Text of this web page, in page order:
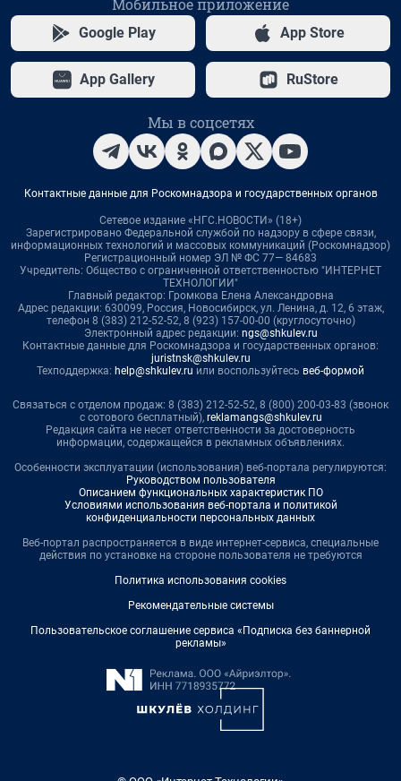
Мобильное приложение
Google Play App Store
App Gallery RuStore
Мы в соцсетях
Контактные данные для Роскомнадзора и государственных органов
Сетевое издание «НГС.НОВОСТИ» (18+)
Зарегистрировано Федеральной службой по надзору в сфере связи,
информационных технологий и массовых коммуникаций (Роскомнадзор)
Регистрационный номер ЭЛ № ФС 77— 84683
Учредитель: Общество с ограниченной ответственностью "ИНТЕРНЕТ
ТЕХНОЛОГИИ"
Главный редактор: Громкова Елена Александровна
Адрес редакции: 630099, Россия, Новосибирск, ул. Ленина, д. 12, 6 этаж,
телефон 8 (383) 212-52-52, 8 (923) 157-00-00 (круглосуточно)
Электронный адрес редакции: ngs@shkulev.ru
Контактные данные для Роскомнадзора и государственных органов:
juristnsk@shkulev.ru
Техподдержка: help@shkulev.ru или воспользуйтесь веб-формой
Связаться с отделом продаж: 8 (383) 212-52-52, 8 (800) 200-03-83 (звонок
с сотового бесплатный), reklamangs@shkulev.ru
Редакция сайта не несет ответственности за достоверность
информации, содержащейся в рекламных объявлениях.
Особенности эксплуатации (использования) веб-портала регулируются:
Руководством пользователя
Описанием функциональных характеристик ПО
Условиями использования веб-портала и политикой
конфиденциальности персональных данных
Веб-портал распространяется в виде интернет-сервиса, специальные
действия по установке на стороне пользователя не требуются
Политика использования cookies
Рекомендательные системы
Пользовательское соглашение сервиса «Подписка без баннерной
рекламы»